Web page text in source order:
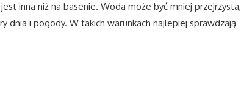
inna niż na basenie. Woda może być mniej przejrzysta,
dnia i pogody. W takich warunkach najlepiej sprawdzają